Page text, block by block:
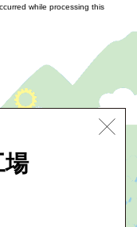
while processing this
場